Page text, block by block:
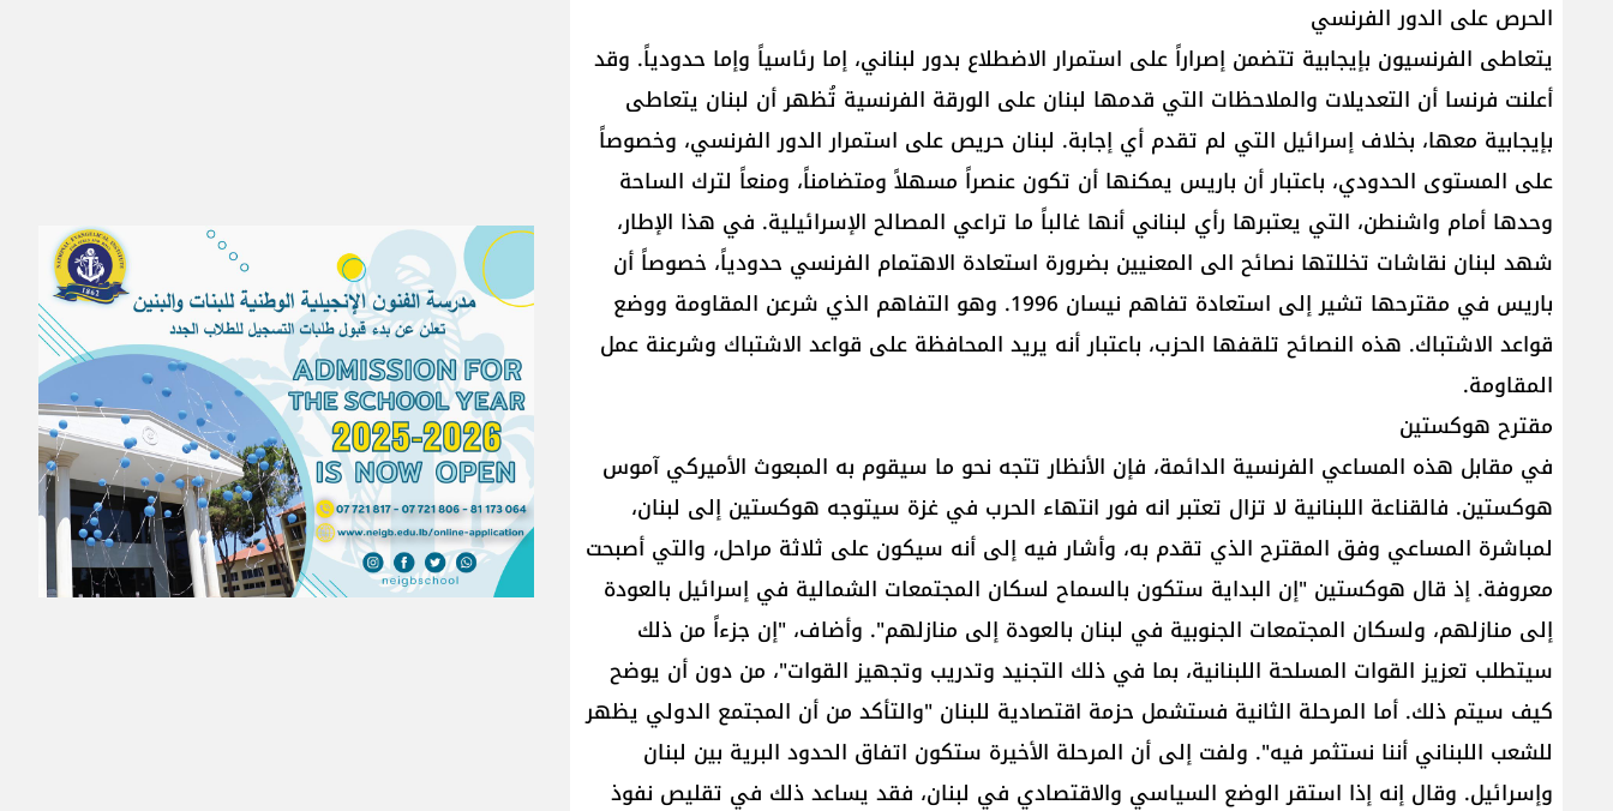
الحرص على الدور الفرنسي
يتعاطى الفرنسيون بإيجابية تتضمن إصراراً على استمرار الاضطلاع بدور لبناني، إما رئاسياً وإما حدودياً. وقد
أعلنت فرنسا أن التعديلات والملاحظات التي قدمها لبنان على الورقة الفرنسية تُظهر أن لبنان يتعاطى
بإيجابية معها، بخلاف إسرائيل التي لم تقدم أي إجابة. لبنان حريص على استمرار الدور الفرنسي، وخصوصاً
على المستوى الحدودي، باعتبار أن باريس يمكنها أن تكون عنصراً مسهلاً ومتضامناً، ومنعاً لترك الساحة
وحدها أمام واشنطن، التي يعتبرها رأي لبناني أنها غالباً ما تراعي المصالح الإسرائيلية. في هذا الإطار،
شهد لبنان نقاشات تخللتها نصائح الى المعنيين بضرورة استعادة الاهتمام الفرنسي حدودياً، خصوصاً أن
باريس في مقترحها تشير إلى استعادة تفاهم نيسان 1996. وهو التفاهم الذي شرعن المقاومة ووضع
قواعد الاشتباك. هذه النصائح تلقفها الحزب، باعتبار أنه يريد المحافظة على قواعد الاشتباك وشرعنة عمل
المقاومة.
مقترح هوكستين
في مقابل هذه المساعي الفرنسية الدائمة، فإن الأنظار تتجه نحو ما سيقوم به المبعوث الأميركي آموس
هوكستين. فالقناعة اللبنانية لا تزال تعتبر انه فور انتهاء الحرب في غزة سيتوجه هوكستين إلى لبنان،
لمباشرة المساعي وفق المقترح الذي تقدم به، وأشار فيه إلى أنه سيكون على ثلاثة مراحل، والتي أصبحت
معروفة. إذ قال هوكستين "إن البداية ستكون بالسماح لسكان المجتمعات الشمالية في إسرائيل بالعودة
إلى منازلهم، ولسكان المجتمعات الجنوبية في لبنان بالعودة إلى منازلهم". وأضاف، "إن جزءاً من ذلك
سيتطلب تعزيز القوات المسلحة اللبنانية، بما في ذلك التجنيد وتدريب وتجهيز القوات"، من دون أن يوضح
كيف سيتم ذلك. أما المرحلة الثانية فستشمل حزمة اقتصادية للبنان "والتأكد من أن المجتمع الدولي يظهر
للشعب اللبناني أننا نستثمر فيه". ولفت إلى أن المرحلة الأخيرة ستكون اتفاق الحدود البرية بين لبنان
وإسرائيل. وقال إنه إذا استقر الوضع السياسي والاقتصادي في لبنان، فقد يساعد ذلك في تقليص نفوذ